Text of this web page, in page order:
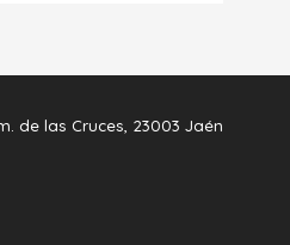
de las Cruces, 23003 Jaén